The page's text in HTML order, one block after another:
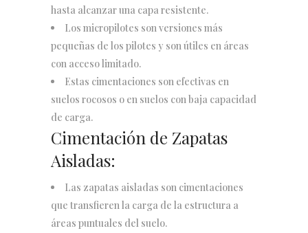
hasta alcanzar una capa resistente.
Los micropilotes son versiones más
pequeñas de los pilotes y son útiles en áreas
con acceso limitado.
Estas cimentaciones son efectivas en
suelos rocosos o en suelos con baja capacidad
de carga.
Cimentación de Zapatas
Aisladas:
Las zapatas aisladas son cimentaciones
que transfieren la carga de la estructura a
áreas puntuales del suelo.